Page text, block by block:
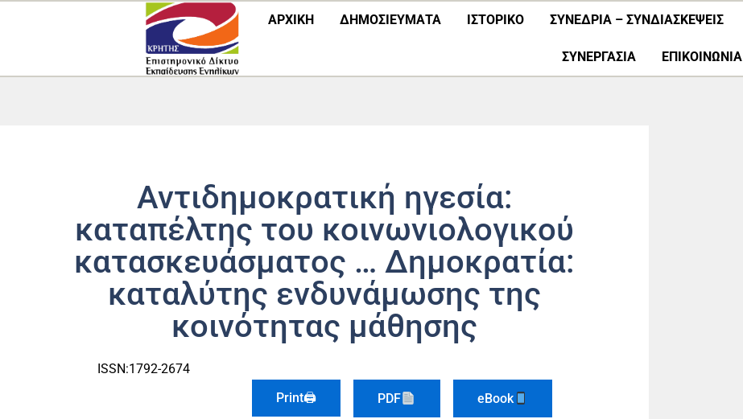
ΑΡΧΙΚΗ ΔΗΜΟΣΙΕΎΜΑΤΑ ΙΣΤΟΡΙΚΟ ΣΥΝΕΔΡΙΑ – ΣΥΝΔΙΑΣΚΕΨΕΙΣ
ΣΥΝΕΡΓΑΣΊΑ ΕΠΙΚΟΙΝΩΝΙΑ
Αντιδημοκρατική ηγεσία:
καταπέλτης του κοινωνιολογικού
κατασκευάσματος … Δημοκρατία:
καταλύτης ενδυνάμωσης της
κοινότητας μάθησης
ISSN:1792-2674
Print🖨
PDF
eBook